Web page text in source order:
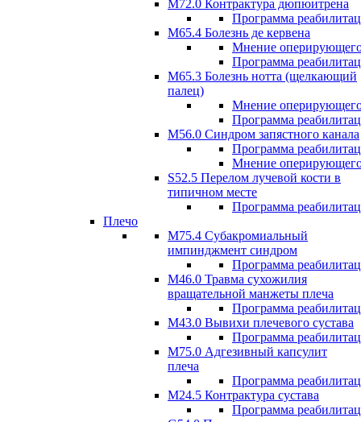
М72.0 Контрактура дюпюитрена
Программа
M65.4 Болезнь де кервена
Мнение
Программа
М65.3 Болезнь нотта (щелкающий
палец)
Мнение
Программа
M56.0 Синдром запястного канала
Программа
Мнение
S52.5 Перелом лучевой кости в
типичном месте
Программа
Плечо
М75.4 Субакромиальный
импинджмент синдром
Программа
М46.0 Травма сухожилия
вращательной манжеты плеча
Программа
M43.0 Вывихи плечевого сустава
Программа
М75.0 Адгезивный капсулит
плеча
Программа
M24.5 Контрактура сустава
Программа